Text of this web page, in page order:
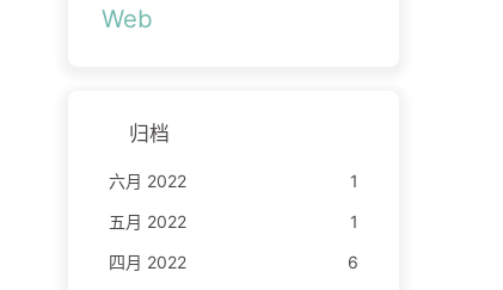
Web
归档
六月 2022
1
五月 2022
1
四月 2022
6